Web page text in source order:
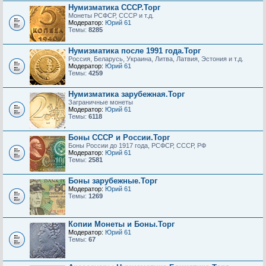
Нумизматика СССР.Торг
Монеты РСФСР, СССР и т.д.
Модератор: Юрий 61
Темы: 8285
Нумизматика после 1991 года.Торг
Россия, Беларусь, Украина, Литва, Латвия, Эстония и т.д.
Модератор: Юрий 61
Темы: 4259
Нумизматика зарубежная.Торг
Заграничные монеты
Модератор: Юрий 61
Темы: 6118
Боны СССР и России.Торг
Боны России до 1917 года, РСФСР, СССР, РФ
Модератор: Юрий 61
Темы: 2581
Боны зарубежные.Торг
Модератор: Юрий 61
Темы: 1269
Копии Монеты и Боны.Торг
Модератор: Юрий 61
Темы: 67